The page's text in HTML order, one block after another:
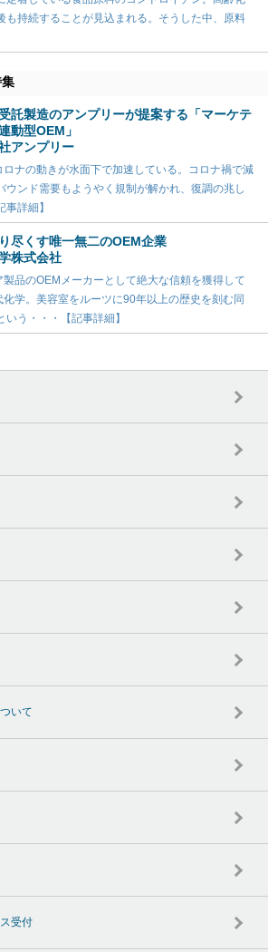
も持続することが見込まれる。そうした中、原料
託製造のアンプリーが提案する「マーケテ
動型OEM」
アンプリー
ロナの動きが水面下で加速している。コロナ禍で減
ウンド需要もようやく規制が解かれ、復調の兆し
詳細】
尽くす唯一無二のOEM企業
株式会社
製品のOEMメーカーとして絶大な信頼を獲得して
化学。美容室をルーツに90年以上の歴史を刻む同
う・・・【記事詳細】
いて
受付